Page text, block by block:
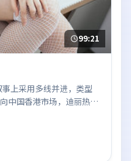
99:21
上采用多线并进，类型
中国香港市场，迪丽热
所饰角色推动关键反转，